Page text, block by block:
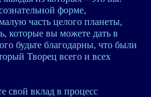
форме,
часть целого планеты,
которые вы можете дать в
будьте благодарны, что были
Творец всего и всех
свой вклад в процесс